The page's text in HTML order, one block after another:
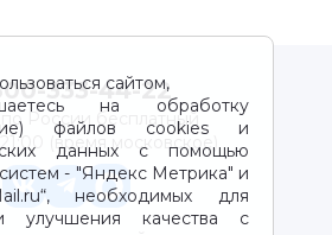
сайтом,
на обработку
файлов cookies и
данных с помощью
- "Яндекс Метрика" и
необходимых для
улучшения качества с
333-44-22
по России бесплатный
(время московское)